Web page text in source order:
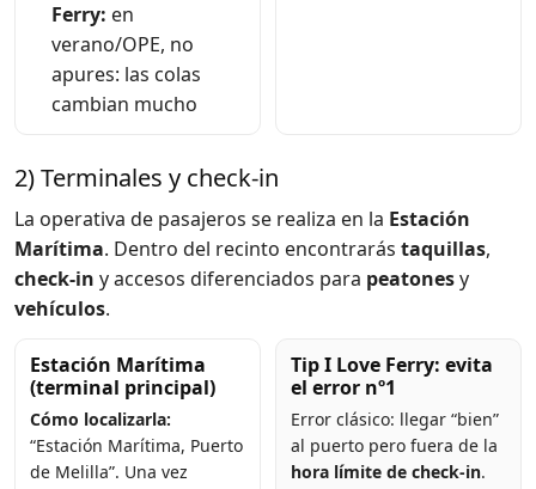
Ferry: en
verano/OPE, no
apures: las colas
cambian mucho
2) Terminales y check-in
La operativa de pasajeros se realiza en la Estación
Marítima. Dentro del recinto encontrarás taquillas,
check-in y accesos diferenciados para peatonesy
vehículos.
Estación Marítima
(terminal principal)
Cómo localizarla:
“Estación Marítima, Puerto
de Melilla”. Una vez
Tip I Love Ferry: evita
el error nº1
Error clásico: llegar “bien”
al puerto pero fuera de la
hora límite de check-in.